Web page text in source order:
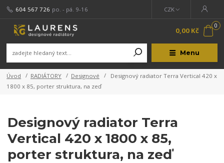
Menu
CZK
604 567 726 po. - pá. 9-16
0
0,00 Kč
Úvod RADIÁTORY Designové
Designový radiator Terra Vertical 420 x
1800 x 85, porter struktura, na zeď
Designový radiator Terra
Vertical 420 x 1800 x 85,
porter struktura, na zeď